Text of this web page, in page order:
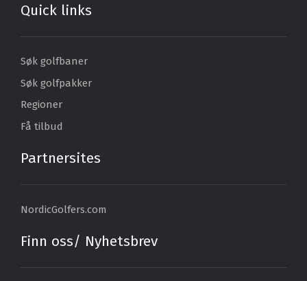
Quick links
Søk golfbaner
Søk golfpakker
Regioner
Få tilbud
Partnersites
NordicGolfers.com
Finn oss/ Nyhetsbrev